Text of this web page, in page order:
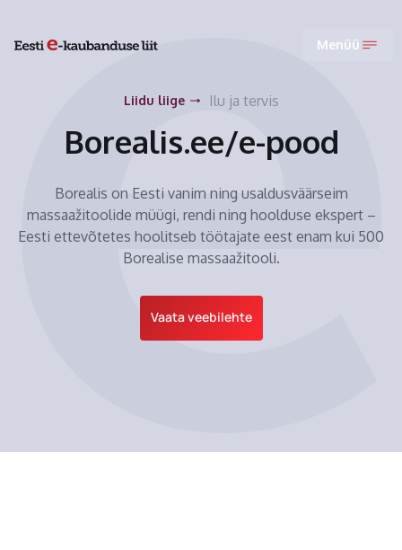
Menüü
Liidu liige Ilu ja tervis
Borealis.ee/e-pood
Borealis on Eesti vanim ning usaldusväärseim
massaažitoolide müügi, rendi ning hoolduse ekspert –
Eesti ettevõtetes hoolitseb töötajate eest enam kui 500
Borealise massaažitooli.
Vaata veebilehte